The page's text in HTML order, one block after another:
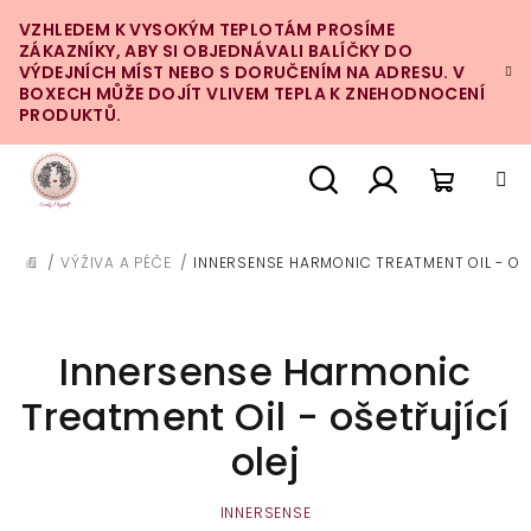
na
obsah
VZHLEDEM K VYSOKÝM TEPLOTÁM PROSÍME
ZÁKAZNÍKY, ABY SI OBJEDNÁVALI BALÍČKY DO
VÝDEJNÍCH MÍST NEBO S DORUČENÍM NA ADRESU. V
BOXECH MŮŽE DOJÍT VLIVEM TEPLA K ZNEHODNOCENÍ
PRODUKTŮ.
DOMŮ
/ VÝŽIVA A PÉČE / INNERSENSE HARMONIC TREATMENT OIL -
Innersense Harmonic
Treatment Oil - ošetřující
olej
INNERSENSE